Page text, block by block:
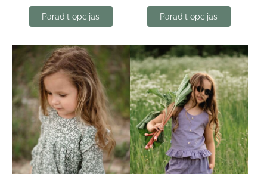
Parādīt opcijas Parādīt opcijas